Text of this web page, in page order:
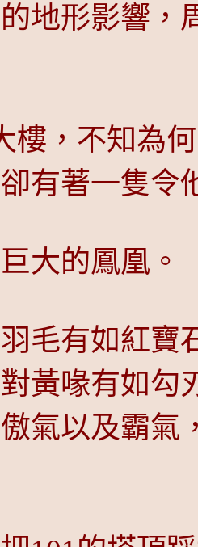
地形影響，
樓，不知為
有著一隻令
大的鳳凰。
毛有如紅寶
黃喙有如勾
氣以及霸氣